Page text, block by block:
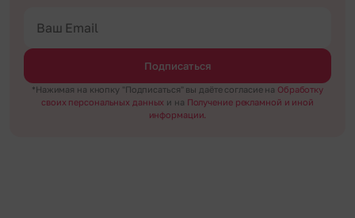
Подписаться
*Нажимая на кнопку "Подписаться" вы даёте согласие на Обработку
своих персональных данных и на Получение рекламной и иной
информации.